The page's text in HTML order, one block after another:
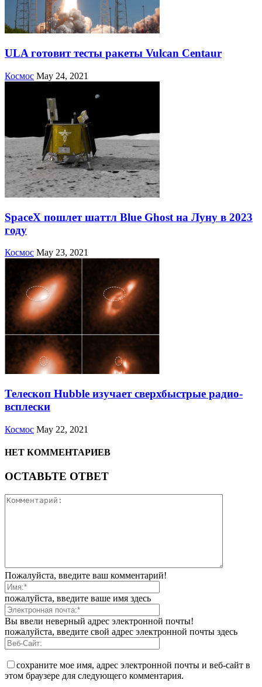
ULA готовит тесты ракеты Vulcan Centaur
Космос May 24, 2021
SpaceX пошлет шаттл Blue Ghost на Луну в 2023
году
Космос May 23, 2021
Телескоп Hubble изучает сверхбыстрые радио-
всплески
Космос May 22, 2021
НЕТ КОММЕНТАРИЕВ
ОСТАВЬТЕ ОТВЕТ
Пожалуйста, введите ваш комментарий!
пожалуйста, введите ваше имя здесь
Вы ввели неверный адрес электронной почты!
пожалуйста, введите свой адрес электронной почты здесь
сохраните мое имя, адрес электронной почты и веб-сайт в
этом браузере для следующего комментария.